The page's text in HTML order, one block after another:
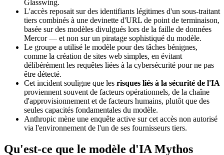
Glasswing.
L'accès reposait sur des identifiants légitimes d'un sous-traitant
tiers combinés à une devinette d'URL de point de terminaison,
basée sur des modèles divulgués lors de la faille de données
Mercor — et non sur un piratage sophistiqué du modèle.
Le groupe a utilisé le modèle pour des tâches bénignes,
comme la création de sites web simples, en évitant
délibérément les requêtes liées à la cybersécurité pour ne pas
être détecté.
Cet incident souligne que les risques liés à la sécurité de l'IA
proviennent souvent de facteurs opérationnels, de la chaîne
d'approvisionnement et de facteurs humains, plutôt que des
seules capacités fondamentales du modèle.
Anthropic mène une enquête active sur cet accès non autorisé
via l'environnement de l'un de ses fournisseurs tiers.
Qu'est-ce que le modèle d'IA Mythos